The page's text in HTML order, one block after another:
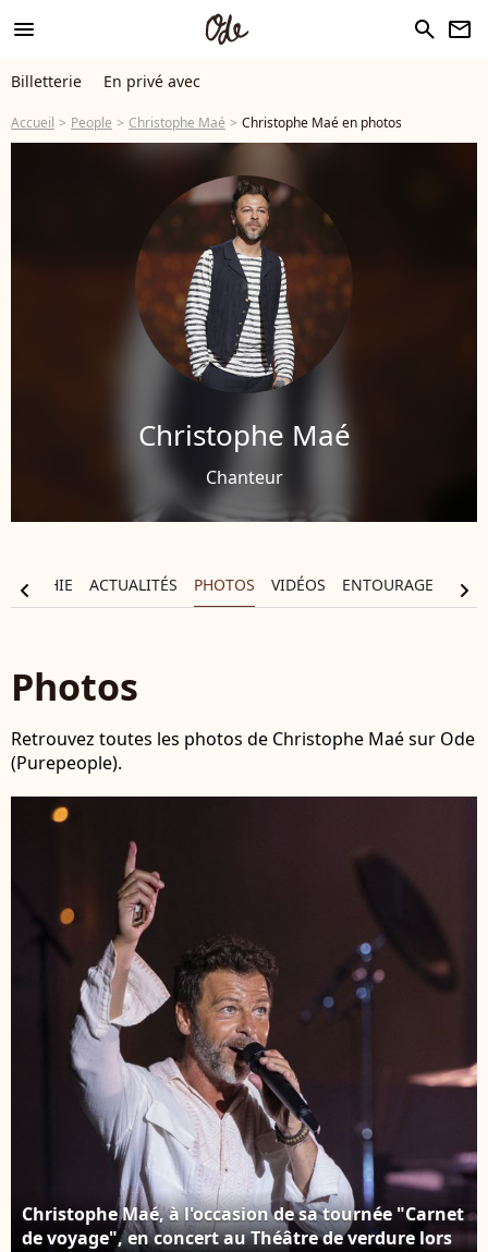
menu search newsletter
Billetterie En privé avec
Accueil People Christophe Maé Christophe Maé en photos
Christophe Maé
Chanteur
ACTUALITÉS PHOTOS VIDÉOS ENTOURAGE
chevron_left chevron_right
Photos
Retrouvez toutes les photos de Christophe Maé sur Ode
(Purepeople).
Christophe Maé, à l'occasion de sa tournée "Carnet
de voyage", en concert au Théâtre de verdure lors